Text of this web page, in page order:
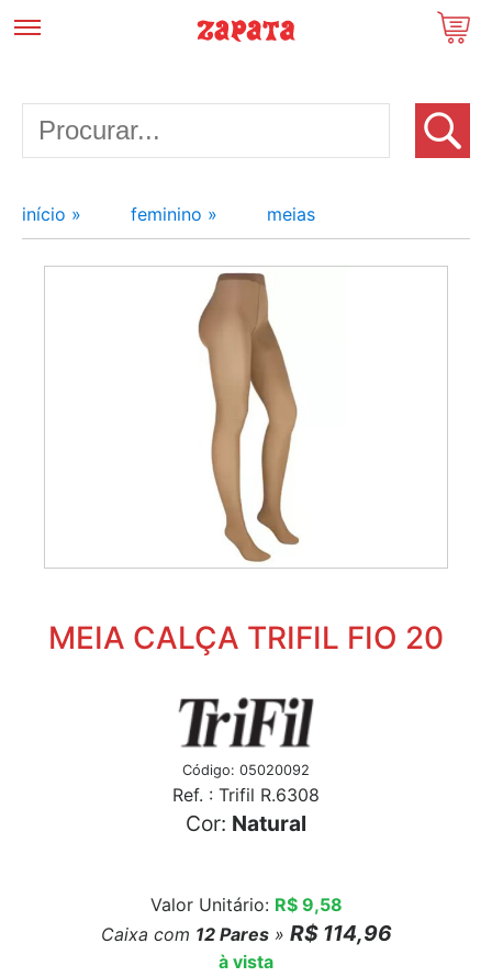
início » feminino » meias
MEIA CALÇA TRIFIL FIO 20
Código: 05020092
Ref. : Trifil R.6308
Cor: Natural
Valor Unitário: R$ 9,58
Caixa com 12Pares» R$ 114,96
à vista